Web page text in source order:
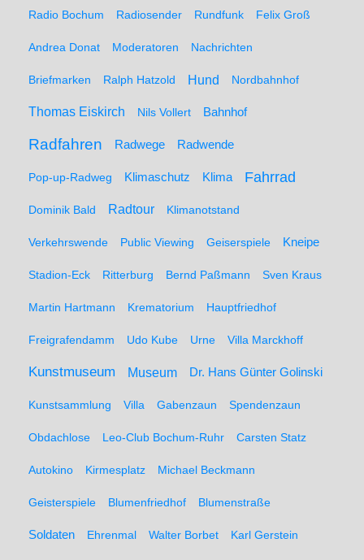
Radio Bochum Radiosender Rundfunk Felix Groß
Andrea Donat Moderatoren Nachrichten
Briefmarken Ralph Hatzold Hund Nordbahnhof
Thomas Eiskirch Nils Vollert Bahnhof
Radfahren Radwege Radwende
Pop-up-Radweg Klimaschutz Klima Fahrrad
Dominik Bald Radtour Klimanotstand
Verkehrswende Public Viewing Geiserspiele Kneipe
Stadion-Eck Ritterburg Bernd Paßmann Sven Kraus
Martin Hartmann Krematorium Hauptfriedhof
Freigrafendamm Udo Kube Urne Villa Marckhoff
Kunstmuseum Museum Dr. Hans Günter Golinski
Kunstsammlung Villa Gabenzaun Spendenzaun
Obdachlose Leo-Club Bochum-Ruhr Carsten Statz
Autokino Kirmesplatz Michael Beckmann
Geisterspiele Blumenfriedhof Blumenstraße
Soldaten Ehrenmal Walter Borbet Karl Gerstein